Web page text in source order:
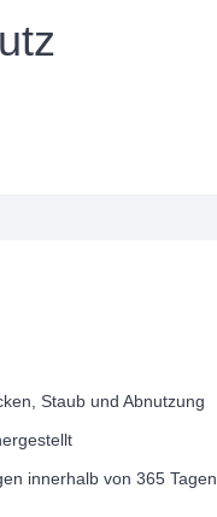
Staub und Abnutzung
innerhalb von 365 Tagen